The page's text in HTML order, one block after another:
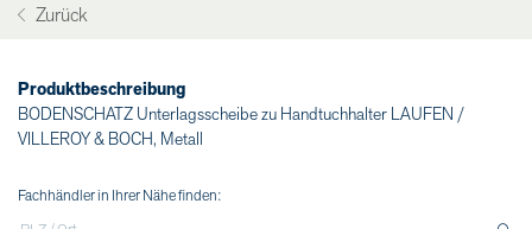
Zurück
Produktbeschreibung
BODENSCHATZ Unterlagsscheibe zu Handtuchhalter LAUFEN /
VILLEROY & BOCH, Metall
Fachhändler in Ihrer Nähe finden: